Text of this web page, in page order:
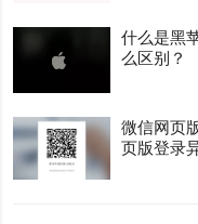
什么是黑
么区别？
微信网页
页版登录